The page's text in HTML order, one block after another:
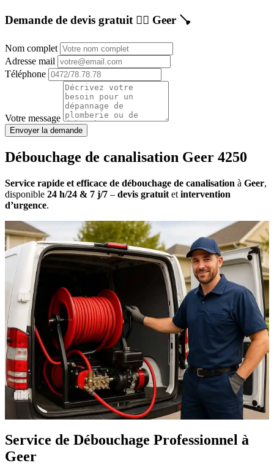
Demande de devis gratuit 👷‍♂️ Geer 🪠
Nom complet
Adresse mail
Téléphone
Votre message
Envoyer la demande
Débouchage de canalisation Geer 4250
Service rapide et efficace de débouchage de canalisation à Geer,
disponible 24 h/24 & 7 j/7 – devis gratuit et intervention
d’urgence.
Service de Débouchage Professionnel à
Geer